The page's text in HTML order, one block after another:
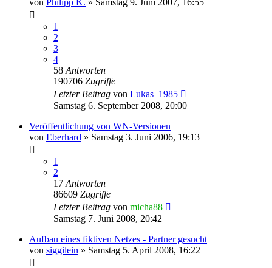
1
2
3
4
58 Antworten
190706 Zugriffe
Letzter Beitrag von Lukas_1985
Samstag 6. September 2008, 20:00
Veröffentlichung von WN-Versionen
von Eberhard » Samstag 3. Juni 2006, 19:13
1
2
17 Antworten
86609 Zugriffe
Letzter Beitrag von micha88
Samstag 7. Juni 2008, 20:42
Aufbau eines fiktiven Netzes - Partner gesucht
von siggilein » Samstag 5. April 2008, 16:22